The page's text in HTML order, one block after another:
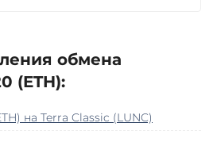
обмена
(ETH):
на Terra Classic (LUNC)